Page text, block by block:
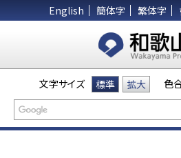
English 簡体字 繁体字
文字サイズ 標準 拡大 色